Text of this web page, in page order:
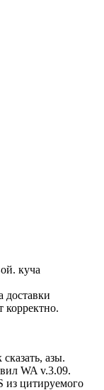
куча
доставки
корректно.
азы.
WA v.3.09.
из цитируемого